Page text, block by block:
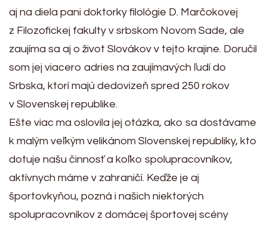
aj na diela pani doktorky filológie D. Marčokovej
z Filozofickej fakulty v srbskom Novom Sade, ale
zaujíma sa aj o život Slovákov v tejto krajine. Doručil
som jej viacero adries na zaujímavých ľudí do
Srbska, ktorí majú dedovizeň spred 250 rokov
v Slovenskej republike.
Ešte viac ma oslovila jej otázka, ako sa dostávame
k malým veľkým velikánom Slovenskej republiky, kto
dotuje našu činnosť a koľko spolupracovníkov,
aktívnych máme v zahraničí. Keďže je aj
športovkyňou, pozná i našich niektorých
spolupracovníkov z domácej športovej scény